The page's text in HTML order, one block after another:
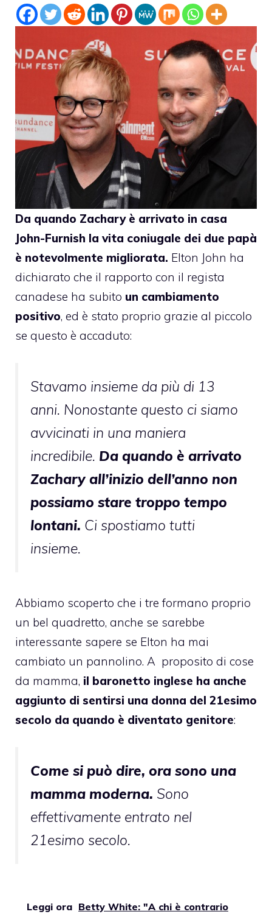
Da quando Zachary è arrivato in casa
John-Furnish la vita coniugale dei due papà
è notevolmente migliorata. Elton John ha
dichiarato che il rapporto con il regista
canadese ha subito un cambiamento
positivo, ed è stato proprio grazie al piccolo
se questo è accaduto:
Stavamo insieme da più di 13
anni. Nonostante questo ci siamo
avvicinati in una maniera
incredibile. Da quando è arrivato
Zachary all’inizio dell’anno non
possiamo stare troppo tempo
lontani. Ci spostiamo tutti
insieme.
Abbiamo scoperto che i tre formano proprio
un bel quadretto, anche se sarebbe
interessante sapere se Elton ha mai
cambiato un pannolino. A proposito di cose
da mamma, il baronetto inglese ha anche
aggiunto di sentirsi una donna del 21esimo
secolo da quando è diventato genitore:
Come si può dire, ora sono una
mamma moderna. Sono
effettivamente entrato nel
21esimo secolo.
Leggi ora Betty White: "A chi è contrario